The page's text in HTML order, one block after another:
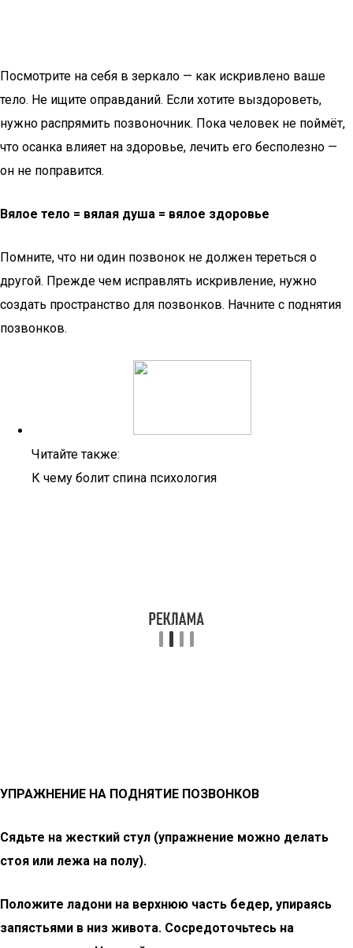
Посмотрите на себя в зеркало — как искривлено ваше
тело. Не ищите оправданий. Если хотите выздороветь,
нужно распрямить позвоночник. Пока человек не поймёт,
что осанка влияет на здоровье, лечить его бесполезно —
он не поправится.
Вялое тело = вялая душа = вялое здоровье
Помните, что ни один позвонок не должен тереться о
другой. Прежде чем исправлять искривление, нужно
создать пространство для позвонков. Начните с поднятия
позвонков.
Читайте также:
К чему болит спина психология
УПРАЖНЕНИЕ НА ПОДНЯТИЕ ПОЗВОНКОВ
Сядьте на жесткий стул (упражнение можно делать
стоя или лежа на полу).
Положите ладони на верхнюю часть бедер, упираясь
запястьями в низ живота. Сосредоточьтесь на